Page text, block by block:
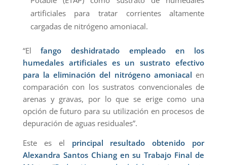
artificiales para tratar corrientes altamente
cargadas de nitrógeno amoniacal.
“Elfango deshidratado empleado en los
humedales artificiales es un sustrato efectivo
para la eliminación del nitrógeno amoniacal en
comparación con los sustratos convencionales de
arenas y gravas, por lo que se erige como una
opción de futuro para su utilización en procesos de
depuración de aguas residuales”.
Este es el principal resultado obtenido por
Alexandra Santos Chiang en su Trabajo Final de